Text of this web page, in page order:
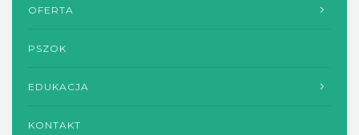
OFERTA
PSZOK
EDUKACJA
KONTAKT